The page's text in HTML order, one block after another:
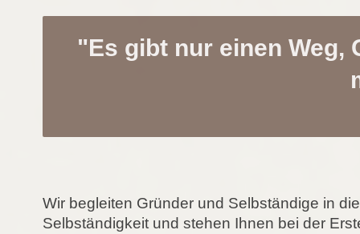
"Es gibt nur einen Weg,
Wir begleiten Gründer und Selbständige in die
Selbständigkeit und stehen Ihnen bei der